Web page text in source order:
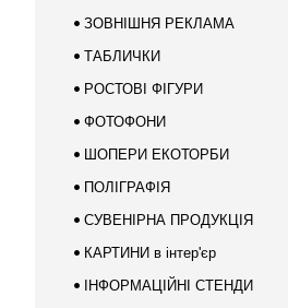
ЗОВНІШНЯ РЕКЛАМА
ТАБЛИЧКИ
РОСТОВІ ФІГУРИ
ФОТОФОНИ
ШОПЕРИ ЕКОТОРБИ
ПОЛІГРАФІЯ
СУВЕНІРНА ПРОДУКЦІЯ
КАРТИНИ в інтер'єр
ІНФОРМАЦІЙНІ СТЕНДИ